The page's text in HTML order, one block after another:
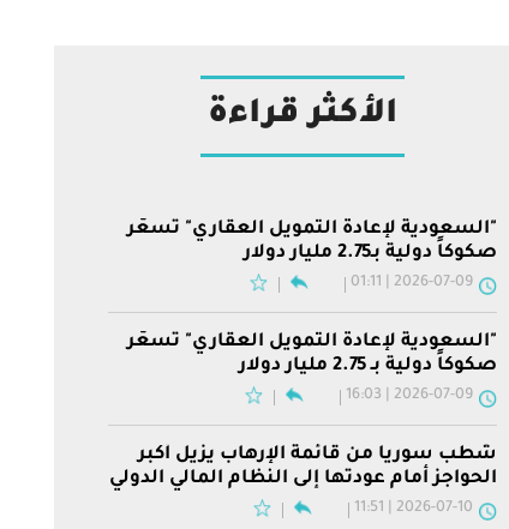
الأكثر قراءة
"السعودية لإعادة التمويل العقاري" تسعّر
صكوكاً دولية بـ2.75 مليار دولار
2026-07-09 | 01:11
"السعودية لإعادة التمويل العقاري" تسعّر
صكوكاً دولية بـ 2.75 مليار دولار
2026-07-09 | 16:03
شطب سوريا من قائمة الإرهاب يزيل أكبر
الحواجز أمام عودتها إلى النظام المالي الدولي
2026-07-10 | 11:51